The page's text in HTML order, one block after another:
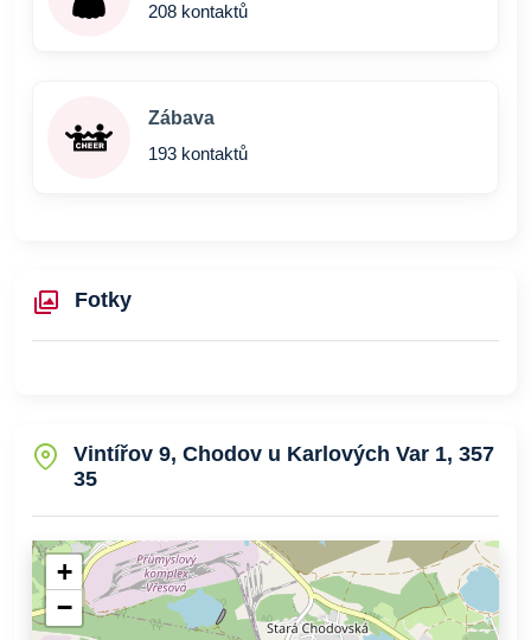
208 kontaktů
Zábava
193 kontaktů
Fotky
Vintířov 9, Chodov u Karlových Var 1, 357
35
+
−